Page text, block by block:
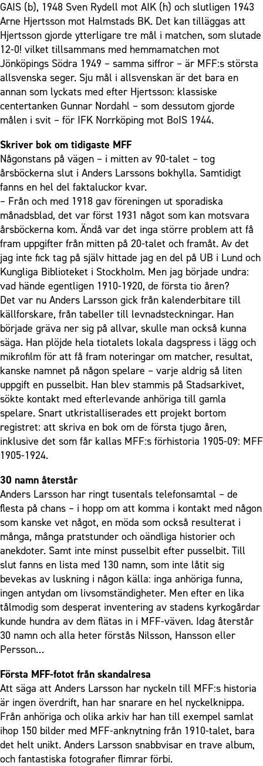
GAIS (b), 1948 Sven Rydell mot AIK (h) och slutligen 1943
Arne Hjertsson mot Halmstads BK. Det kan tilläggas att
Hjertsson gjorde ytterligare tre mål i matchen, som slutade
12-0! vilket tillsammans med hemmamatchen mot
Jönköpings Södra 1949 – samma siffror – är MFF:s största
allsvenska seger. Sju mål i allsvenskan är det bara en
annan som lyckats med efter Hjertsson: klassiske
centertanken Gunnar Nordahl – som dessutom gjorde
målen i svit – för IFK Norrköping mot BoIS 1944.
Skriver bok om tidigaste MFF
Någonstans på vägen – i mitten av 90-talet – tog
årsböckerna slut i Anders Larssons bokhylla. Samtidigt
fanns en hel del faktaluckor kvar.
– Från och med 1918 gav föreningen ut sporadiska
månadsblad, det var först 1931 något som kan motsvara
årsböckerna kom. Ändå var det inga större problem att få
fram uppgifter från mitten på 20-talet och framåt. Av det
jag inte fick tag på själv hittade jag en del på UB i Lund och
Kungliga Biblioteket i Stockholm. Men jag började undra:
vad hände egentligen 1910-1920, de första tio åren?
Det var nu Anders Larsson gick från kalenderbitare till
källforskare, från tabeller till levnadsteckningar. Han
började gräva ner sig på allvar, skulle man också kunna
säga. Han plöjde hela tiotalets lokala dagspress i lägg och
mikrofilm för att få fram noteringar om matcher, resultat,
kanske namnet på någon spelare – varje aldrig så liten
uppgift en pusselbit. Han blev stammis på Stadsarkivet,
sökte kontakt med efterlevande anhöriga till gamla
spelare. Snart utkristalliserades ett projekt bortom
registret: att skriva en bok om de första tjugo åren,
inklusive det som får kallas MFF:s förhistoria 1905-09: MFF
1905-1924.
30 namn återstår
Anders Larsson har ringt tusentals telefonsamtal – de
flesta på chans – i hopp om att komma i kontakt med någon
som kanske vet något, en möda som också resulterat i
många, många pratstunder och oändliga historier och
anekdoter. Samt inte minst pusselbit efter pusselbit. Till
slut fanns en lista med 130 namn, som inte låtit sig
bevekas av luskning i någon källa: inga anhöriga funna,
ingen antydan om livsomständigheter. Men efter en lika
tålmodig som desperat inventering av stadens kyrkogårdar
kunde hundra av dem flätas in i MFF-väven. Idag återstår
30 namn och alla heter förstås Nilsson, Hansson eller
Persson…
Första MFF-fotot från skandalresa
Att säga att Anders Larsson har nyckeln till MFF:s historia
är ingen överdrift, han har snarare en hel nyckelknippa.
Från anhöriga och olika arkiv har han till exempel samlat
ihop 150 bilder med MFF-anknytning från 1910-talet, bara
det helt unikt. Anders Larsson snabbvisar en trave album,
och fantastiska fotografier flimrar förbi.